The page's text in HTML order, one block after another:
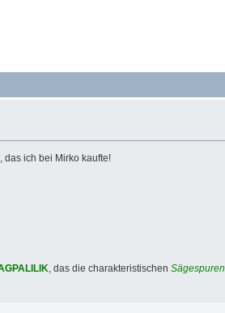
das ich bei Mirko kaufte!
, das die charakteristischen Sägespuren